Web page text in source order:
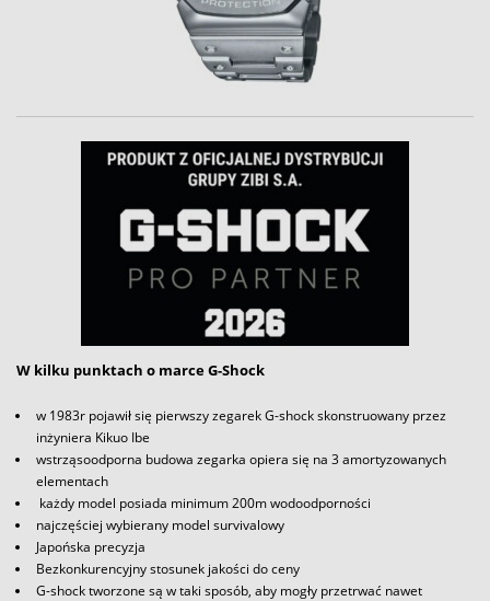
W kilku punktach o marce G-Shock
w 1983r pojawił się pierwszy zegarek G-shock skonstruowany przez
inżyniera Kikuo Ibe
wstrząsoodporna budowa zegarka opiera się na 3 amortyzowanych
elementach
każdy model posiada minimum 200m wodoodporności
najczęściej wybierany model survivalowy
Japońska precyzja
Bezkonkurencyjny stosunek jakości do ceny
G-shock tworzone są w taki sposób, aby mogły przetrwać nawet